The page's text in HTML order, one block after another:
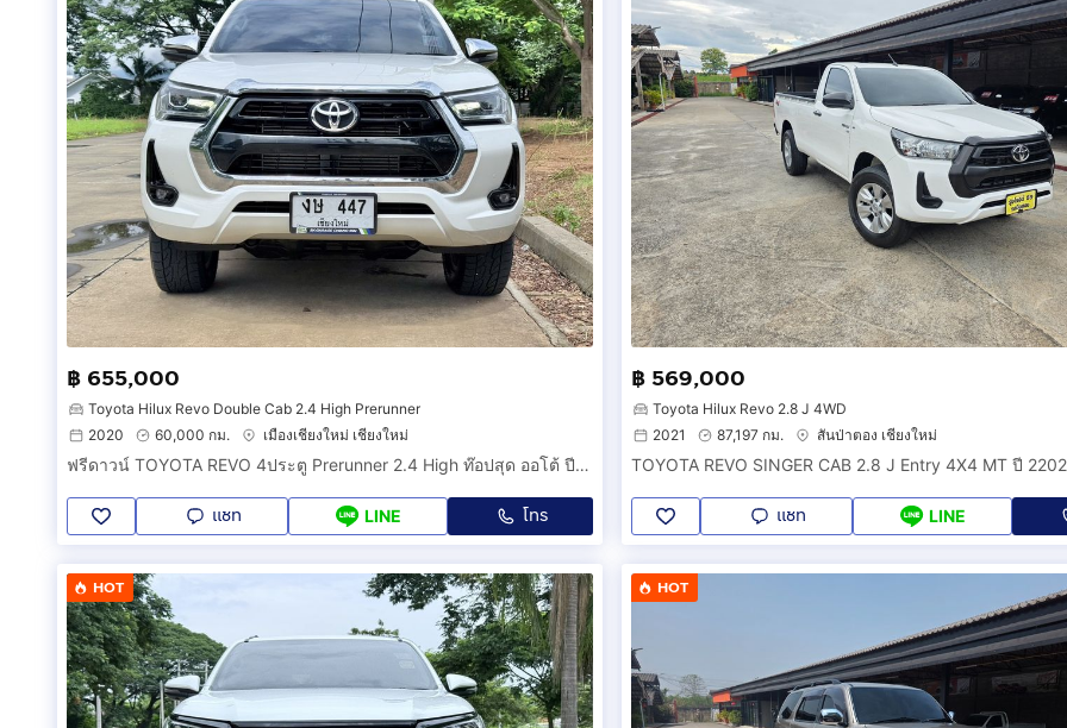
ค้ำโช้คหน้าสามจุดcusco
ค้ำหัวโช้คหลังหลบเบาะ
ภายนอก
กันชนหน้า lucky star ไฟหน้าเมกา
กันชนหลัง เมกาพร้อมลิ้นหลัง ทับทิมท้ายเมกา
ฝากระโปรงไฟเบอร์
ภายใน
คอนโซลแอร์แบค
มีชุดเบาะไฟฟ้าตรงรุ่น101ให้อีกชุด
เบาะหลังเท้าแขน
เครื่องเล่น2dinพร้อมกล้องหลัง
มีอีกหลายๆติดรถ
รถคันนี้ผมทำเองกับมือทุกอย่าง ไม่มีปัญหาเรื่องความร้อน
วายริ่งสายไฟครบ ไม่เหลือ ใช้ชุดไฟเดิมของตัวรถ4afe+ชุดไฟเครื่องep91
ใครมีรถเดิมตีแลกได้ครับ
ติดต่อกดเพื่อดูเบอร์โทร xxxxxx236
ขอบคุณครับ
฿ 655,000
Toyota Hilux Revo Double Cab 2.4 High Prerunner
2020
60,000 กม. เมืองเชียงใหม่ เชียงใหม่
ฟรีดาวน์ TOYOTA REVO 4ประตู Prerunner 2.4 High ท๊อปสุด ออโต้ ปี2563(2020) วิ่งเพียง 60,000 กม. มือเดียวเชียงใหม่ สีขาว.
แชท LINE โทร
฿ 569,000
Toyota Hilux Revo 2.8 J 4WD
2021
87,197 กม. สันป่าตอง เชียงใหม่
TOYOTA REVO SINGER CAB 2.8 J Entry 4X4 MT ปี
แชท LINE
HOT HOT